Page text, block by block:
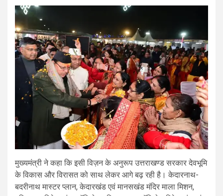
मुख्यमंत्री ने कहा कि इसी विज़न के अनुरूप उत्तराखण्ड सरकार देवभूमि
के विकास और विरासत को साथ लेकर आगे बढ़ रही है। केदारनाथ-
बदरीनाथ मास्टर प्लान, केदारखंड एवं मानसखंड मंदिर माला मिशन,